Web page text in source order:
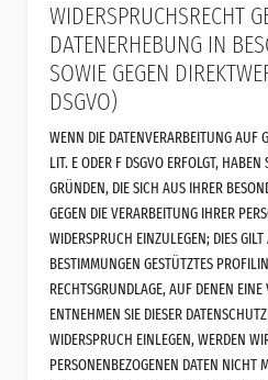
WIDERSPRUCHSRECHT
DATENERHEBUNG IN
SOWIE GEGEN
DSGVO)
WENN DIE DATENVERARBEITUNG AUF
LIT. E ODER F DSGVO ERFOLGT, HABEN
GRÜNDEN, DIE SICH AUS IHRER
GEGEN DIE VERARBEITUNG IHRER
WIDERSPRUCH EINZULEGEN; DIES
BESTIMMUNGEN GESTÜTZTES
RECHTSGRUNDLAGE, AUF DENEN
ENTNEHMEN SIE DIESER
WIDERSPRUCH EINLEGEN, WERDEN
PERSONENBEZOGENEN DATEN NICHT